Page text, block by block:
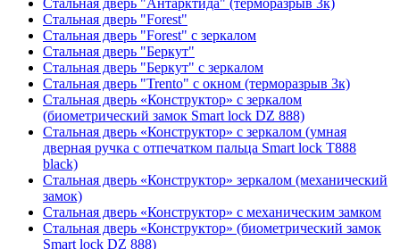
Стальная дверь "Forest"
Стальная дверь "Forest" с зеркалом
Стальная дверь "Беркут"
Стальная дверь "Беркут" с зеркалом
Стальная дверь "Trento" с окном (терморазрыв 3к)
Стальная дверь «Конструктор» с зеркалом
(биометрический замок Smart lock DZ 888)
Стальная дверь «Конструктор» с зеркалом (умная
дверная ручка с отпечатком пальца Smart lock T888
black)
Стальная дверь «Конструктор» зеркалом (механический
замок)
Стальная дверь «Конструктор» с механическим замком
Стальная дверь «Конструктор» (биометрический замок
Smart lock DZ 888)